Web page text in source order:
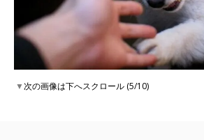
▼次の画像は下へスクロール (5/10)